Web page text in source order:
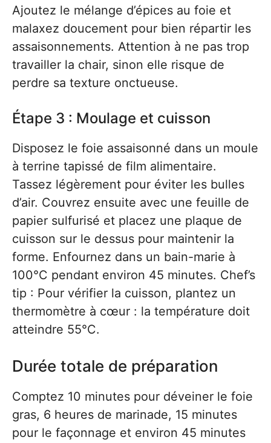
Ajoutez le mélange d’épices au foie et
malaxez doucement pour bien répartir les
assaisonnements. Attention à ne pas trop
travailler la chair, sinon elle risque de
perdre sa texture onctueuse.
Étape 3 : Moulage et cuisson
Disposez le foie assaisonné dans un moule
à terrine tapissé de film alimentaire.
Tassez légèrement pour éviter les bulles
d’air. Couvrez ensuite avec une feuille de
papier sulfurisé et placez une plaque de
cuisson sur le dessus pour maintenir la
forme. Enfournez dans un bain-marie à
100°C pendant environ 45 minutes. Chef’s
tip : Pour vérifier la cuisson, plantez un
thermomètre à cœur : la température doit
atteindre 55°C.
Durée totale de préparation
Comptez 10 minutes pour déveiner le foie
gras, 6 heures de marinade, 15 minutes
pour le façonnage et environ 45 minutes